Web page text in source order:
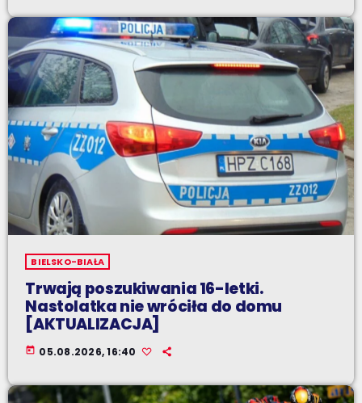
BIELSKO-BIAŁA
Trwają poszukiwania 16-letki.
Nastolatka nie wróciła do domu
[AKTUALIZACJA]
today 05.08.2026, 16:40